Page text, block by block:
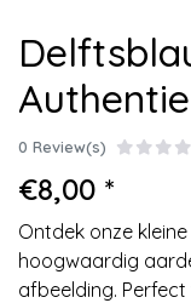
0 Review(s)
€8,00 *
Ontdek onze
hoogwaardig
afbeelding.